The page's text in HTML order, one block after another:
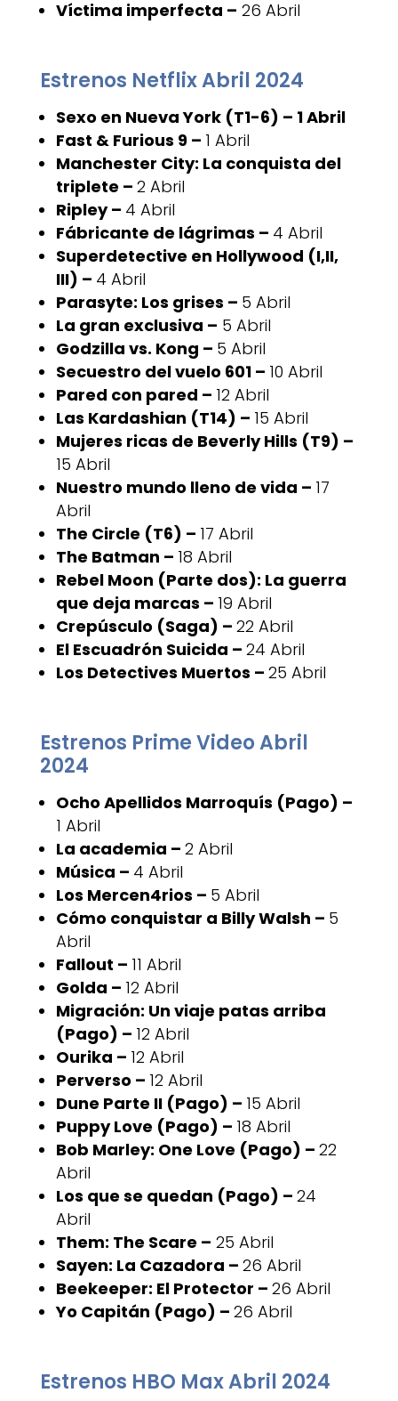
Víctima imperfecta – 26 Abril
Estrenos Netflix Abril 2024
Sexo en Nueva York (T1-6) – 1 Abril
Fast & Furious 9 – 1 Abril
Manchester City: La conquista del
triplete – 2 Abril
Ripley – 4 Abril
Fábricante de lágrimas – 4 Abril
Superdetective en Hollywood (I,II,
III) – 4 Abril
Parasyte: Los grises – 5 Abril
La gran exclusiva – 5 Abril
Godzilla vs. Kong – 5 Abril
Secuestro del vuelo 601 – 10 Abril
Pared con pared – 12 Abril
Las Kardashian (T14) – 15 Abril
Mujeres ricas de Beverly Hills (T9) –
15 Abril
Nuestro mundo lleno de vida – 17
Abril
The Circle (T6) – 17 Abril
The Batman – 18 Abril
Rebel Moon (Parte dos): La guerra
que deja marcas – 19 Abril
Crepúsculo (Saga) – 22 Abril
El Escuadrón Suicida – 24 Abril
Los Detectives Muertos – 25 Abril
Estrenos Prime Video Abril
2024
Ocho Apellidos Marroquís (Pago) –
1 Abril
La academia – 2 Abril
Música – 4 Abril
Los Mercen4rios – 5 Abril
Cómo conquistar a Billy Walsh – 5
Abril
Fallout – 11 Abril
Golda – 12 Abril
Migración: Un viaje patas arriba
(Pago) – 12 Abril
Ourika – 12 Abril
Perverso – 12 Abril
Dune Parte II (Pago) – 15 Abril
Puppy Love (Pago) – 18 Abril
Bob Marley: One Love (Pago) – 22
Abril
Los que se quedan (Pago) – 24
Abril
Them: The Scare – 25 Abril
Sayen: La Cazadora – 26 Abril
Beekeeper: El Protector – 26 Abril
Yo Capitán (Pago) – 26 Abril
Estrenos HBO Max Abril 2024